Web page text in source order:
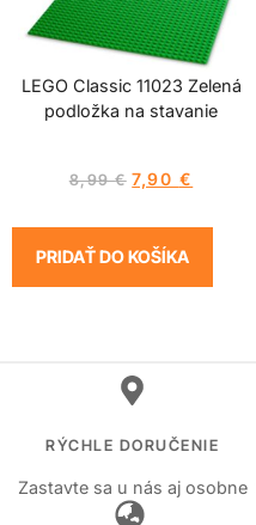
LEGO Classic 11023 Zelená
podložka na stavanie
8,99€ 7,90 €
PRIDAŤ DO KOŠÍKA
RÝCHLE DORUČENIE
Zastavte sa u nás aj osobne